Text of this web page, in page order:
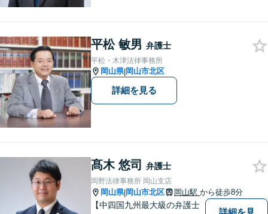
い！
平松 敏男 弁護士
平松・木津法律事務所
岡山県|岡山市北区
詳細を見る
髙木 悠司 弁護士
岡野法律事務所 岡山支店
岡山県|岡山市北区 岡山駅 から徒歩8分
【中四国九州最大級の弁護士
詳細を見